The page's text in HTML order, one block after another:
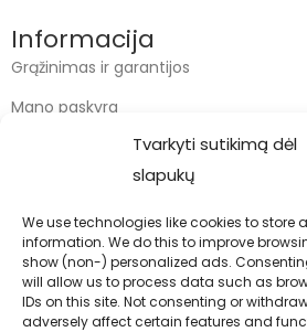
Tvarkyti sutikimą dėl
slapukų
We use technologies like cookies to
information. We do this to improve
show (non-) personalized ads.
will allow us to process data such as
IDs on this site. Not consenting or
adversely affect certain features and
Informacija
Grąžinimas ir garantijos
Mano paskyra
Kontaktai
info@bodyfoodas.lt
+370 600 77017